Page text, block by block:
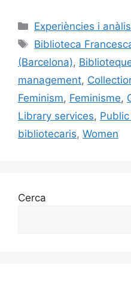
c
e
b
o
o
k
ai
l
e
s
k
y
Categories
Experiències i
Etiquetes
Biblioteca
(Barcelona),
management,
Feminism, Feminisme,
Library services,
bibliotecaris, Women
Cerca